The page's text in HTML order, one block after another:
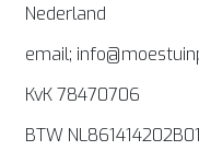
Nederland
email;
KvK 78470706
BTW NL861414202B01